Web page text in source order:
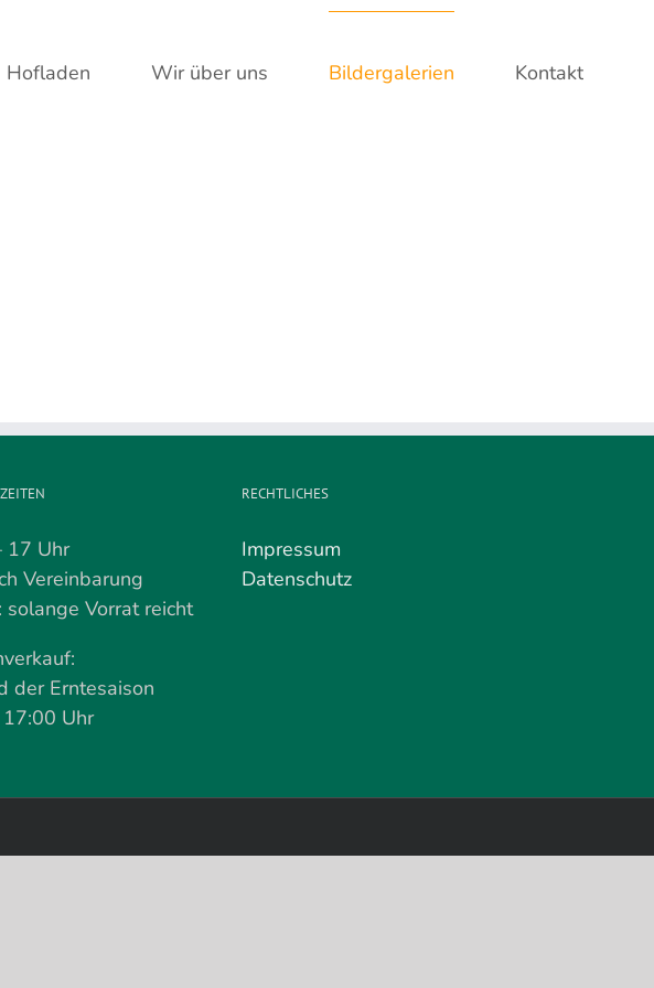
Hofladen Wir über uns Bildergalerien Kontakt
17 Uhr
Vereinbarung
solange Vorrat reicht
der Erntesaison
Uhr
RECHTLICHES
Impressum
Datenschutz